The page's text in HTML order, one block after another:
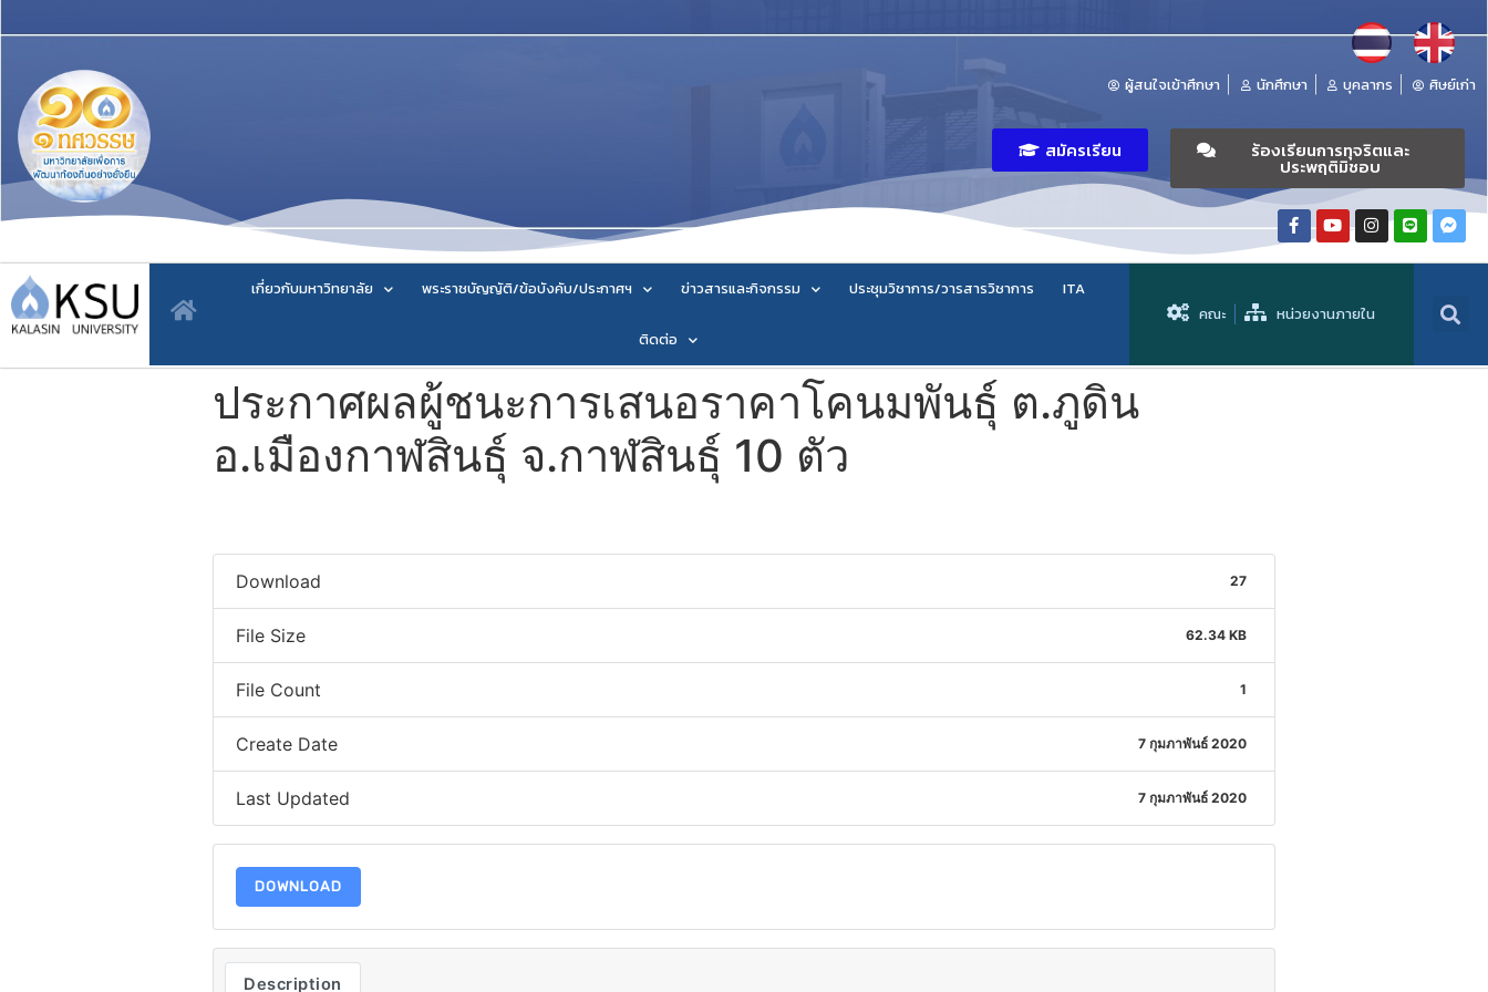
ผู้สนใจเข้าศึกษา นักศึกษา บุคลากร ศิษย์เก่า
สมัครเรียน ร้องเรียนการทุจริตและ
ประพฤติมิชอบ
เกี่ยวกับมหาวิทยาลัย พระราชบัญญัติ/ข้อบังคับ/ประกาศฯ ข่าวสารและกิจกรรม ประชุมวิชาการ/วารสารวิชาการ ITA
ติดต่อ
คณะ หน่วยงานภายใน
ประกาศผลผู้ชนะการเสนอราคาโคนมพันธุ์ ต.ภูดิน
อ.เมืองกาฬสินธุ์ จ.กาฬสินธุ์ 10 ตัว
Download 27
File Size 62.34 KB
File Count 1
Create Date 7 กุมภาพันธ์ 2020
Last Updated 7 กุมภาพันธ์ 2020
DOWNLOAD
Description